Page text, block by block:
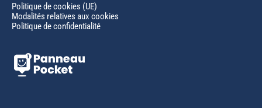
Politique de cookies (UE)
Modalités relatives aux cookies
Politique de confidentialité